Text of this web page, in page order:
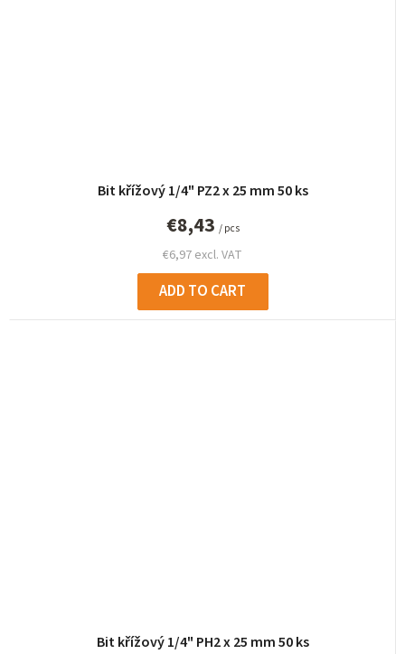
Bit křížový 1/4" PZ2 x 25 mm 50 ks
€6,97 excl. VAT
€8,43 / pcs
ADD TO CART
Bit křížový 1/4" PH2 x 25 mm 50 ks